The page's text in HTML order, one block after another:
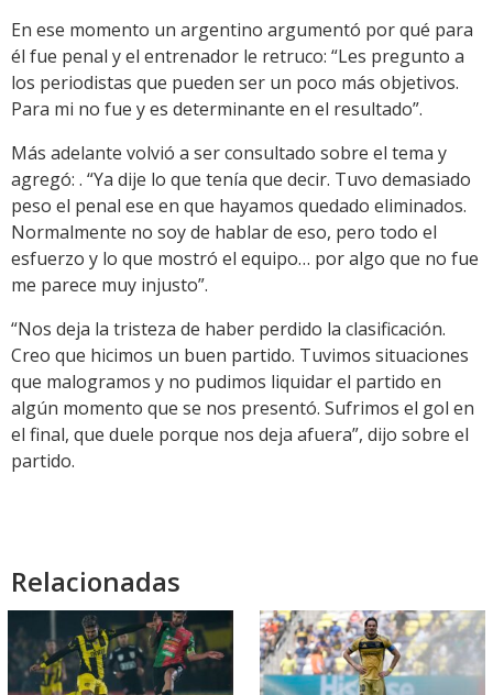
En ese momento un argentino argumentó por qué para
él fue penal y el entrenador le retruco: “Les pregunto a
los periodistas que pueden ser un poco más objetivos.
Para mi no fue y es determinante en el resultado”.
Más adelante volvió a ser consultado sobre el tema y
agregó: . “Ya dije lo que tenía que decir. Tuvo demasiado
peso el penal ese en que hayamos quedado eliminados.
Normalmente no soy de hablar de eso, pero todo el
esfuerzo y lo que mostró el equipo… por algo que no fue
me parece muy injusto”.
“Nos deja la tristeza de haber perdido la clasificación.
Creo que hicimos un buen partido. Tuvimos situaciones
que malogramos y no pudimos liquidar el partido en
algún momento que se nos presentó. Sufrimos el gol en
el final, que duele porque nos deja afuera”, dijo sobre el
partido.
Relacionadas